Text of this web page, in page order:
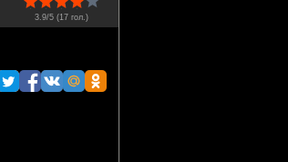
3.9/5 (17 гол.)